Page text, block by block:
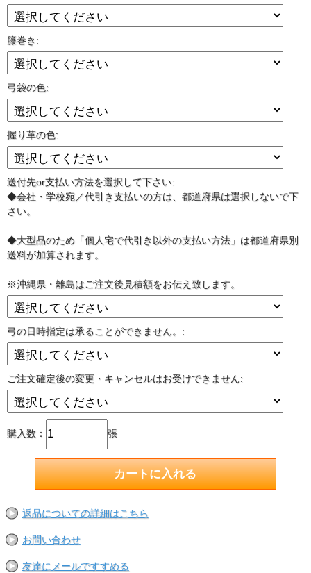
籐巻き:
弓袋の色:
握り革の色:
送付先or支払い方法を選択して下さい:
◆会社・学校宛／代引き支払いの方は、都道府県は選択しないで下
さい。
◆大型品のため「個人宅で代引き以外の支払い方法」は都道府県別
送料が加算されます。
※沖縄県・離島はご注文後見積額をお伝え致します。
弓の日時指定は承ることができません。:
ご注文確定後の変更・キャンセルはお受けできません:
購入数： 張
返品についての詳細はこちら
お問い合わせ
友達にメールですすめる